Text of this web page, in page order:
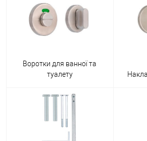
Воротки для ванної та
туалету